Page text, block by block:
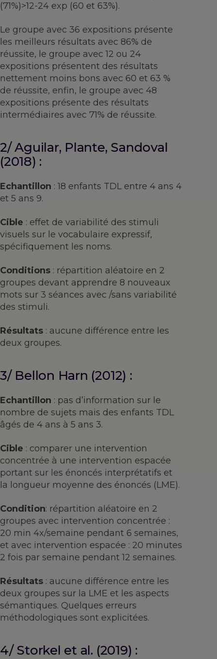
(71%)>12-24 exp (60 et 63%).
Le groupe avec 36 expositions présente
les meilleurs résultats avec 86% de
réussite, le groupe avec 12 ou 24
expositions présentent des résultats
nettement moins bons avec 60 et 63 %
de réussite, enfin, le groupe avec 48
expositions présente des résultats
intermédiaires avec 71% de réussite.
2/ Aguilar, Plante, Sandoval
(2018) :
Echantillon : 18 enfants TDL entre 4 ans 4
et 5 ans 9.
Cible : effet de variabilité des stimuli
visuels sur le vocabulaire expressif,
spécifiquement les noms.
Conditions : répartition aléatoire en 2
groupes devant apprendre 8 nouveaux
mots sur 3 séances avec /sans variabilité
des stimuli.
Résultats : aucune différence entre les
deux groupes.
3/ Bellon Harn (2012) :
Echantillon : pas d’information sur le
nombre de sujets mais des enfants TDL
âgés de 4 ans à 5 ans 3.
Cible : comparer une intervention
concentrée à une intervention espacée
portant sur les énoncés interprétatifs et
la longueur moyenne des énoncés (LME).
Condition: répartition aléatoire en 2
groupes avec intervention concentrée :
20 min 4x/semaine pendant 6 semaines,
et avec intervention espacée : 20 minutes
2 fois par semaine pendant 12 semaines.
Résultats : aucune différence entre les
deux groupes sur la LME et les aspects
sémantiques. Quelques erreurs
méthodologiques sont explicitées.
4/ Storkel et al. (2019) :